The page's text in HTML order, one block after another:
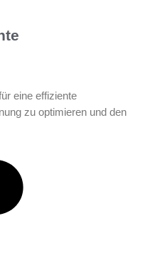
eine effiziente
zu optimieren und den